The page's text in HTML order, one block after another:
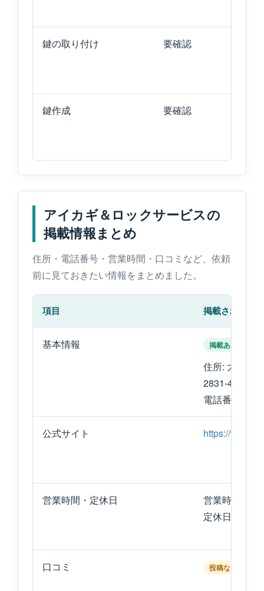
鍵の取り付け 要確認
鍵作成 要確認
アイカギ＆ロックサービスの
掲載情報まとめ
住所・電話番号・営業時間・口コミなど、依頼
前に見ておきたい情報をまとめました。
項目 掲載されてい
基本情報 掲載あり
住所: 大分県
2831-4
電話番号:
公式サイト https://
営業時間・定休日
営業時間: 要
定休日: 要確認
口コミ 投稿なし